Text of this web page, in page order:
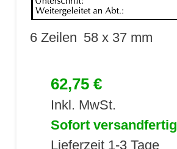
6 Zeilen 58 x 37 mm
62,75 €
Inkl. MwSt.
Sofort versandfertig
Lieferzeit 1-3 Tage